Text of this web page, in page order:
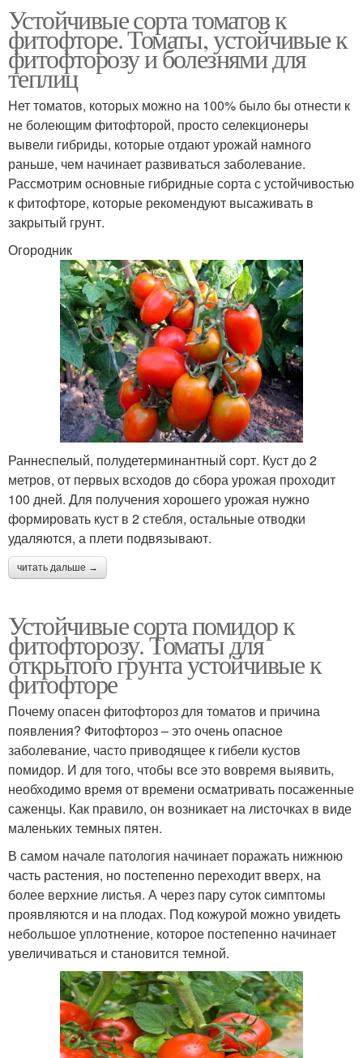
Устойчивые сорта томатов к
фитофторе. Томаты, устойчивые к
фитофторозу и болезнями для
теплиц
Нет томатов, которых можно на 100% было бы отнести к
не болеющим фитофторой, просто селекционеры
вывели гибриды, которые отдают урожай намного
раньше, чем начинает развиваться заболевание.
Рассмотрим основные гибридные сорта с устойчивостью
к фитофторе, которые рекомендуют высаживать в
закрытый грунт.
Огородник
Раннеспелый, полудетерминантный сорт. Куст до 2
метров, от первых всходов до сбора урожая проходит
100 дней. Для получения хорошего урожая нужно
формировать куст в 2 стебля, остальные отводки
удаляются, а плети подвязывают.
читать дальше →
Устойчивые сорта помидор к
фитофторозу. Томаты для
открытого грунта устойчивые к
фитофторе
Почему опасен фитофтороз для томатов и причина
появления? Фитофтороз – это очень опасное
заболевание, часто приводящее к гибели кустов
помидор. И для того, чтобы все это вовремя выявить,
необходимо время от времени осматривать посаженные
саженцы. Как правило, он возникает на листочках в виде
маленьких темных пятен.
В самом начале патология начинает поражать нижнюю
часть растения, но постепенно переходит вверх, на
более верхние листья. А через пару суток симптомы
проявляются и на плодах. Под кожурой можно увидеть
небольшое уплотнение, которое постепенно начинает
увеличиваться и становится темной.